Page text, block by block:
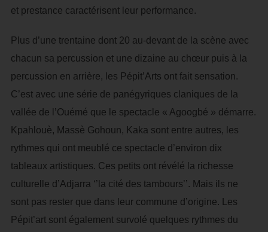
et prestance caractérisent leur performance.
Plus d’une trentaine dont 20 au-devant de la scène avec
chacun sa percussion et une dizaine au chœur puis à la
percussion en arrière, les Pépit’Arts ont fait sensation.
C’est avec une série de panégyriques claniques de la
vallée de l’Ouémé que le spectacle « Agoogbé » démarre.
Kpahlouè, Massè Gohoun, Kaka sont entre autres, les
rythmes qui ont meublé ce spectacle d’environ dix
tableaux artistiques. Ces petits ont révélé la richesse
culturelle d’Adjarra ‘’la cité des tambours’’. Mais ils ne
sont pas rester que dans leur commune d’origine. Les
Pépit’art sont également survolé quelques rythmes du